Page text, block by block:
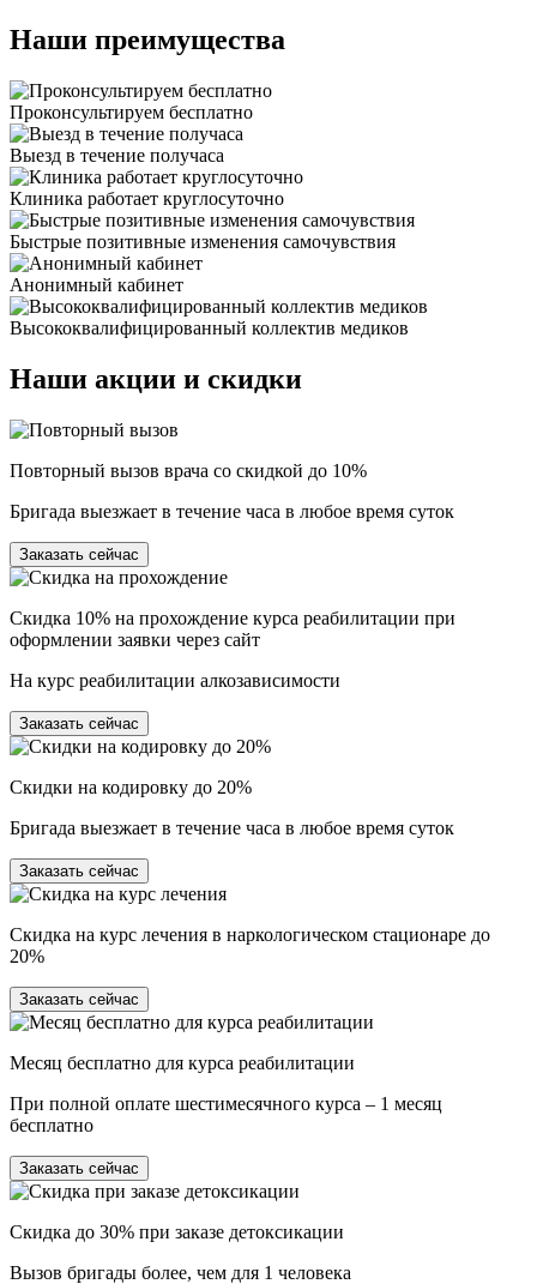
Наши преимущества
Проконсультируем бесплатно
Выезд в течение получаса
Клиника работает круглосуточно
Быстрые позитивные изменения самочувствия
Анонимный кабинет
Высококвалифицированный коллектив медиков
Наши акции и скидки
Повторный вызов врача со скидкой до 10%
Бригада выезжает в течение часа в любое время суток
Заказать сейчас
Скидка 10% на прохождение курса реабилитации при
оформлении заявки через сайт
На курс реабилитации алкозависимости
Заказать сейчас
Скидки на кодировку до 20%
Бригада выезжает в течение часа в любое время суток
Заказать сейчас
Скидка на курс лечения в наркологическом стационаре до
20%
Заказать сейчас
Месяц бесплатно для курса реабилитации
При полной оплате шестимесячного курса – 1 месяц
бесплатно
Заказать сейчас
Скидка до 30% при заказе детоксикации
Вызов бригады более, чем для 1 человека